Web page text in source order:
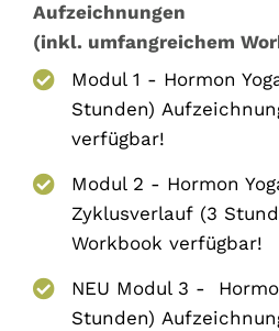
Aufzeichnungen
(inkl. umfangreichem
Modul 1 - Hormon
Stunden)
verfügbar!
Modul 2 - Hormon
Zyklusverlauf (3
Workbook verfügbar!
NEU Modul 3 -
Stunden)